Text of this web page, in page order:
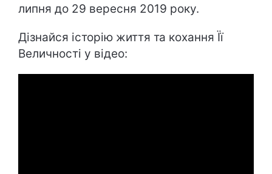
липня до 29 вересня 2019 року.
Дізнайся історію життя та кохання Її
Величності у відео: